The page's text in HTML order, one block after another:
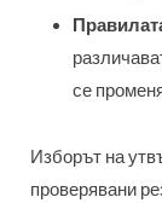
се
Изборът на
проверявани